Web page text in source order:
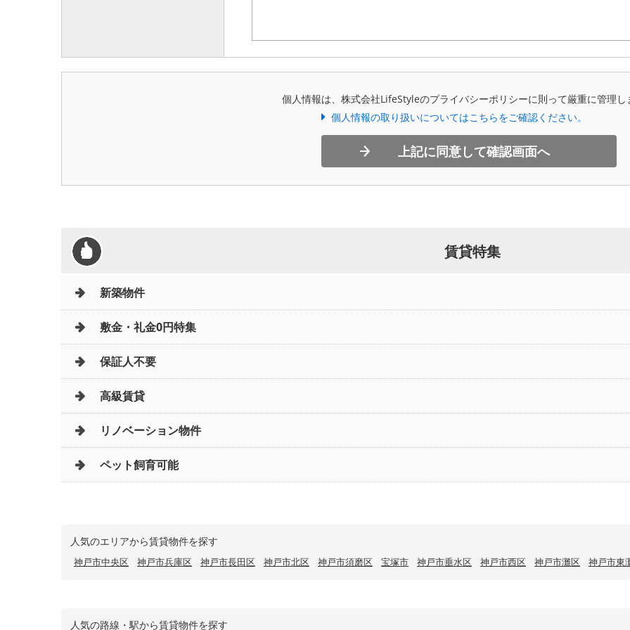
個人情報は、株式会社LifeStyleのプライバシーポリシーに則って厳重に管理し
個人情報の取り扱いについてはこちらをご確認ください。
上記に同意して確認画面へ
賃貸特集
新築物件
敷金・礼金0円特集
保証人不要
高級賃貸
リノベーション物件
ペット飼育可能
人気のエリアから賃貸物件を探す
神戸市中央区 神戸市兵庫区 神戸市長田区 神戸市北区 神戸市須磨区 宝塚市 神戸市垂水区 神戸市西区 神戸市灘区 神戸市東
人気の路線・駅から賃貸物件を探す